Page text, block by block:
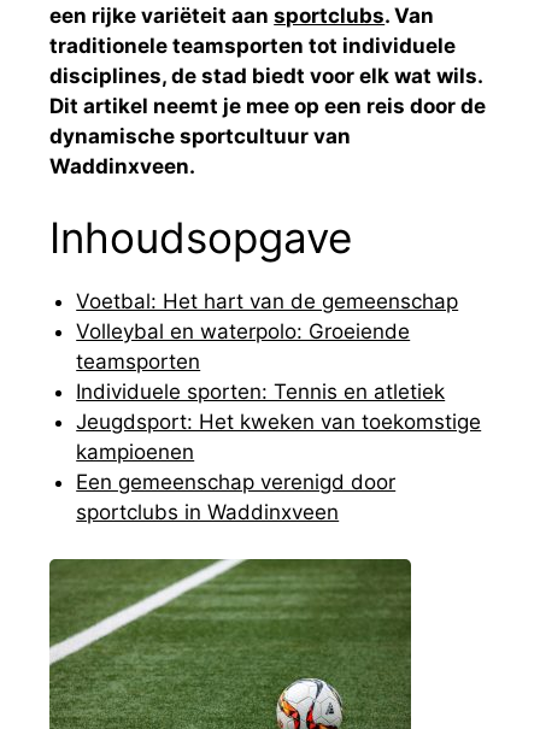
een rijke variëteit aansportclubs. Van
traditionele teamsporten tot individuele
disciplines, de stad biedt voor elk wat wils.
Dit artikel neemt je mee op een reis door de
dynamische sportcultuur van
Waddinxveen.
Inhoudsopgave
Voetbal: Het hart van de gemeenschap
Volleybal en waterpolo: Groeiende
teamsporten
Individuele sporten: Tennis en atletiek
Jeugdsport: Het kweken van toekomstige
kampioenen
Een gemeenschap verenigd door
sportclubs in Waddinxveen